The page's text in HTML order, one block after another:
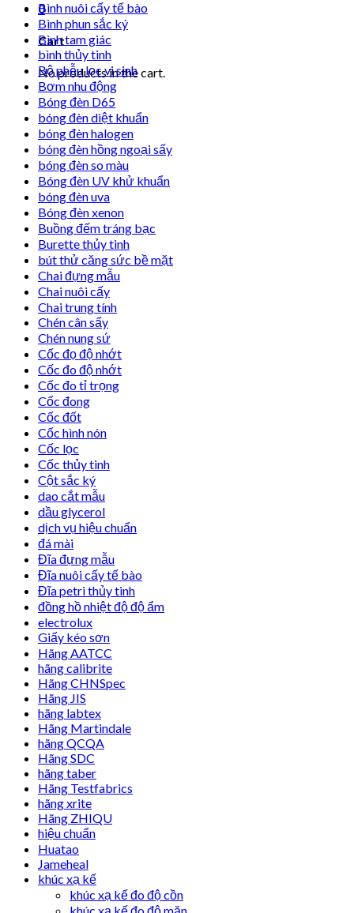
0
Cart
No products in the cart.
Bình nuôi cấy tế bào
Bình phun sắc ký
Bình tam giác
bình thủy tinh
Bộ phễu lọc vi sinh
Bơm nhu động
Bóng đèn D65
bóng đèn diệt khuẩn
bóng đèn halogen
bóng đèn hồng ngoại sấy
bóng đèn so màu
Bóng đèn UV khử khuẩn
bóng đèn uva
Bóng đèn xenon
Buồng đếm tráng bạc
Burette thủy tinh
bút thử căng sức bề mặt
Chai đựng mẫu
Chai nuôi cấy
Chai trung tính
Chén cân sấy
Chén nung sứ
Cốc đọ độ nhớt
Cốc đo độ nhớt
Cốc đo tỉ trọng
Cốc đong
Cốc đốt
Cốc hình nón
Cốc lọc
Cốc thủy tinh
Cột sắc ký
dao cắt mẫu
dầu glycerol
dịch vụ hiệu chuẩn
đá mài
Đĩa đựng mẫu
Đĩa nuôi cấy tế bào
Đĩa petri thủy tinh
đồng hồ nhiệt độ độ ẩm
electrolux
Giấy kéo sơn
Hãng AATCC
hãng calibrite
Hãng CHNSpec
Hãng JIS
hãng labtex
Hãng Martindale
hãng QCQA
Hãng SDC
hãng taber
Hãng Testfabrics
hãng xrite
Hãng ZHIQU
hiệu chuẩn
Huatao
Jameheal
khúc xạ kế
khúc xạ kế đo độ cồn